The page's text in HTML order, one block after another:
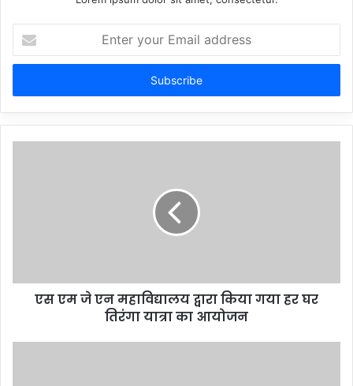
your
Email
एस एम जे एन महाविद्यालय द्वारा किया गया हर घर
तिरंगा यात्रा का आयोजन